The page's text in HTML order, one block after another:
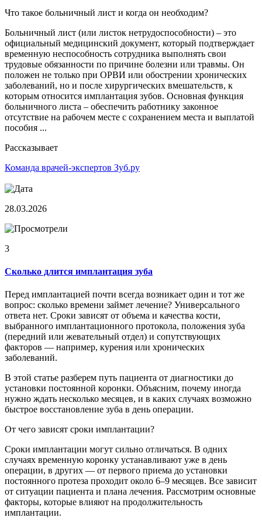
Что такое больничный лист и когда он необходим?
Больничный лист (или листок нетрудоспособности) – это
официальный медицинский документ, который подтверждает
временную неспособность сотрудника выполнять свои
трудовые обязанности по причине болезни или травмы. Он
положен не только при ОРВИ или обострении хронических
заболеваний, но и после хирургических вмешательств, к
которым относится имплантация зубов. Основная функция
больничного листа – обеспечить работнику законное
отсутствие на рабочем месте с сохранением места и выплатой
пособия ...
Рассказывает
Команда врачей-экспертов Зуб.ру
28.03.2026
3
Сколько длится имплантация зуба
Перед имплантацией почти всегда возникает один и тот же
вопрос: сколько времени займет лечение? Универсального
ответа нет. Сроки зависят от объема и качества кости,
выбранного имплантационного протокола, положения зуба
(передний или жевательный отдел) и сопутствующих
факторов — например, курения или хронических
заболеваний.
В этой статье разберем путь пациента от диагностики до
установки постоянной коронки. Объясним, почему иногда
нужно ждать несколько месяцев, и в каких случаях возможно
быстрое восстановление зуба в день операции.
От чего зависят сроки имплантации?
Сроки имплантации могут сильно отличаться. В одних
случаях временную коронку устанавливают уже в день
операции, в других — от первого приема до установки
постоянного протеза проходит около 6–9 месяцев. Все зависит
от ситуации пациента и плана лечения. Рассмотрим основные
факторы, которые влияют на продолжительность
имплантации.